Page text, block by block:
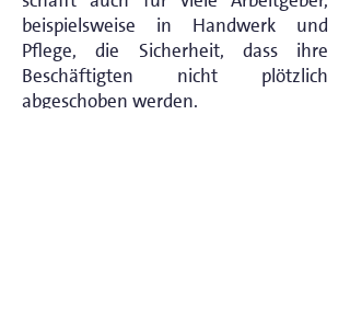
beispielsweise in Handwerk und
Pflege, die Sicherheit, dass ihre
Beschäftigten nicht plötzlich
abgeschoben werden.